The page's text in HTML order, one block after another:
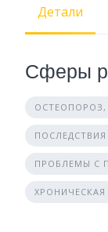
Детали
Сферы
ПРОБЛЕМЫ С
ХРОНИЧЕСКАЯ